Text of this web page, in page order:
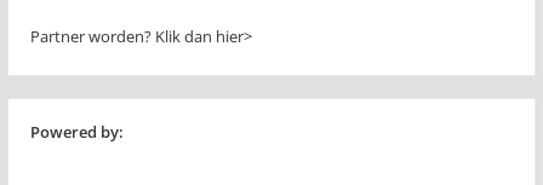
Partner worden? Klik dan hier>
Powered by: